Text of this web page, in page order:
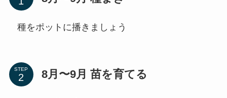
種をポットに播きましょう
STEP 8月〜9月 苗を育てる